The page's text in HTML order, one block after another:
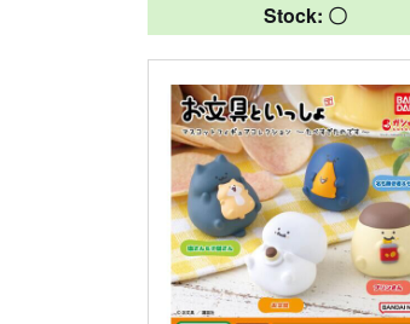
Stock: 〇